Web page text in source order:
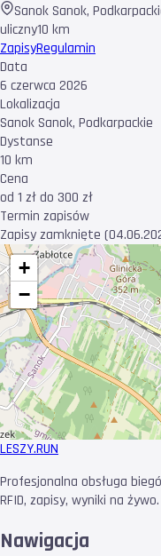
Sanok Sanok,
uliczny10 km
ZapisyRegulamin
Data
6 czerwca 2026
Lokalizacja
Sanok Sanok, Podkarpackie
Dystanse
10 km
Cena
od 1 zł do 300 zł
Termin zapisów
Zapisy zamknięte
+
−
LESZY.RUN
Profesjonalna obsługa
RFID, zapisy, wyniki na żywo.
Nawigacja